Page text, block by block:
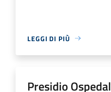
LEGGI DI PIÙ
Presidio